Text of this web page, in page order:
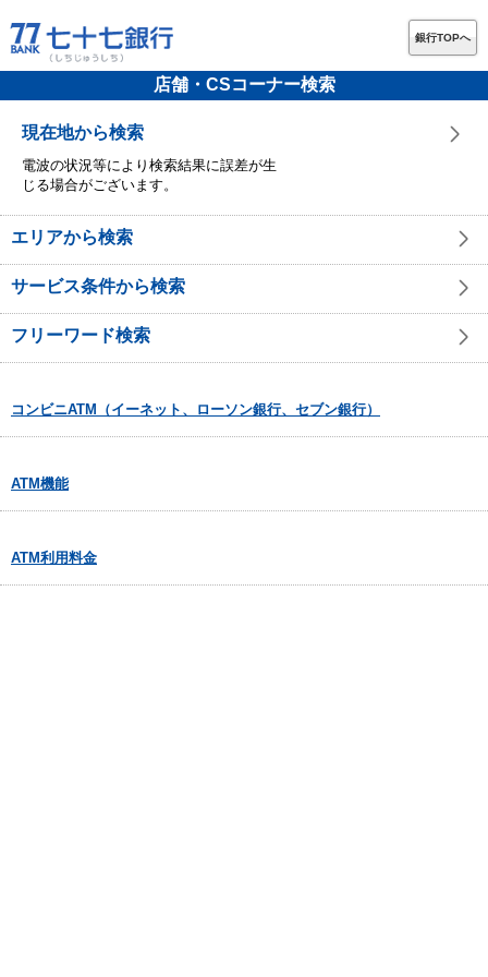
銀行TOPへ
店舗・CSコーナー検索
現在地から検索
電波の状況等により検索結果に誤差が生
じる場合がございます。
エリアから検索
サービス条件から検索
フリーワード検索
コンビニATM（イーネット、ローソン銀行、セブン銀行）
ATM機能
ATM利用料金